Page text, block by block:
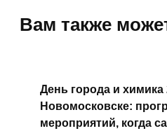
Вам также
День города и химика
Новомосковске:
мероприятий, когда